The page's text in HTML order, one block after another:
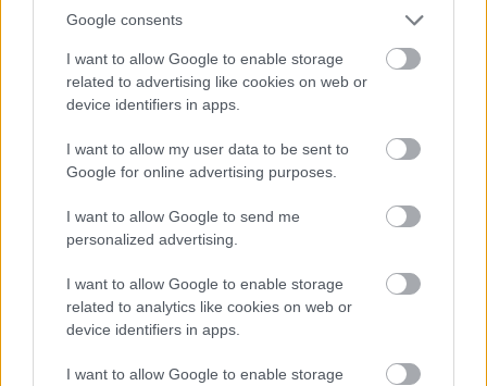
Google consents
I want to allow Google to enable storage
related to advertising like cookies on web or
device identifiers in apps.
I want to allow my user data to be sent to
Google for online advertising purposes.
I want to allow Google to send me
personalized advertising.
I want to allow Google to enable storage
related to analytics like cookies on web or
device identifiers in apps.
I want to allow Google to enable storage
Sebők Máté